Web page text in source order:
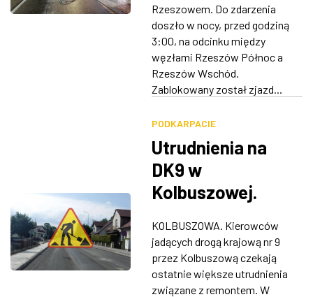
Rzeszowem. Do zdarzenia
doszło w nocy, przed godziną
3:00, na odcinku między
węzłami Rzeszów Północ a
Rzeszów Wschód.
Zablokowany został zjazd...
PODKARPACIE
Utrudnienia na
DK9 w
Kolbuszowej.
drogi przed
zakończeniem
remontu
KOLBUSZOWA. Kierowców
jadących drogą krajową nr 9
przez Kolbuszową czekają
ostatnie większe utrudnienia
związane z remontem. W